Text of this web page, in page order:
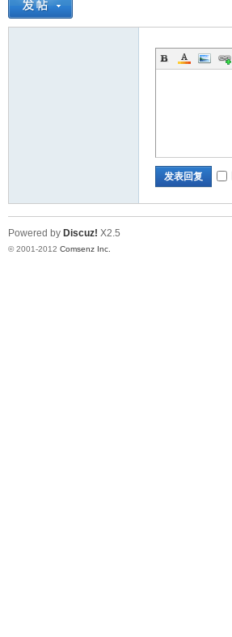
发表回复
Powered by Discuz! X2.5
© 2001-2012 Comsenz Inc.